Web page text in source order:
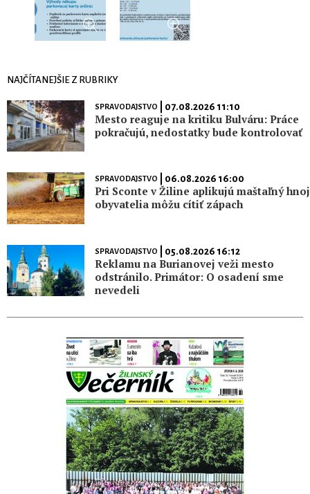
NAJČÍTANEJŠIE Z RUBRIKY
SPRAVODAJSTVO | 07.08.2026 11:10
Mesto reaguje na kritiku Bulváru: Práce
pokračujú, nedostatky bude kontrolovať
SPRAVODAJSTVO | 06.08.2026 16:00
Pri Sconte v Žiline aplikujú maštaľný
obyvatelia môžu cítiť zápach
SPRAVODAJSTVO | 05.08.2026 16:12
Reklamu na Burianovej veži mesto
odstránilo. Primátor: O osadení sme
nevedeli